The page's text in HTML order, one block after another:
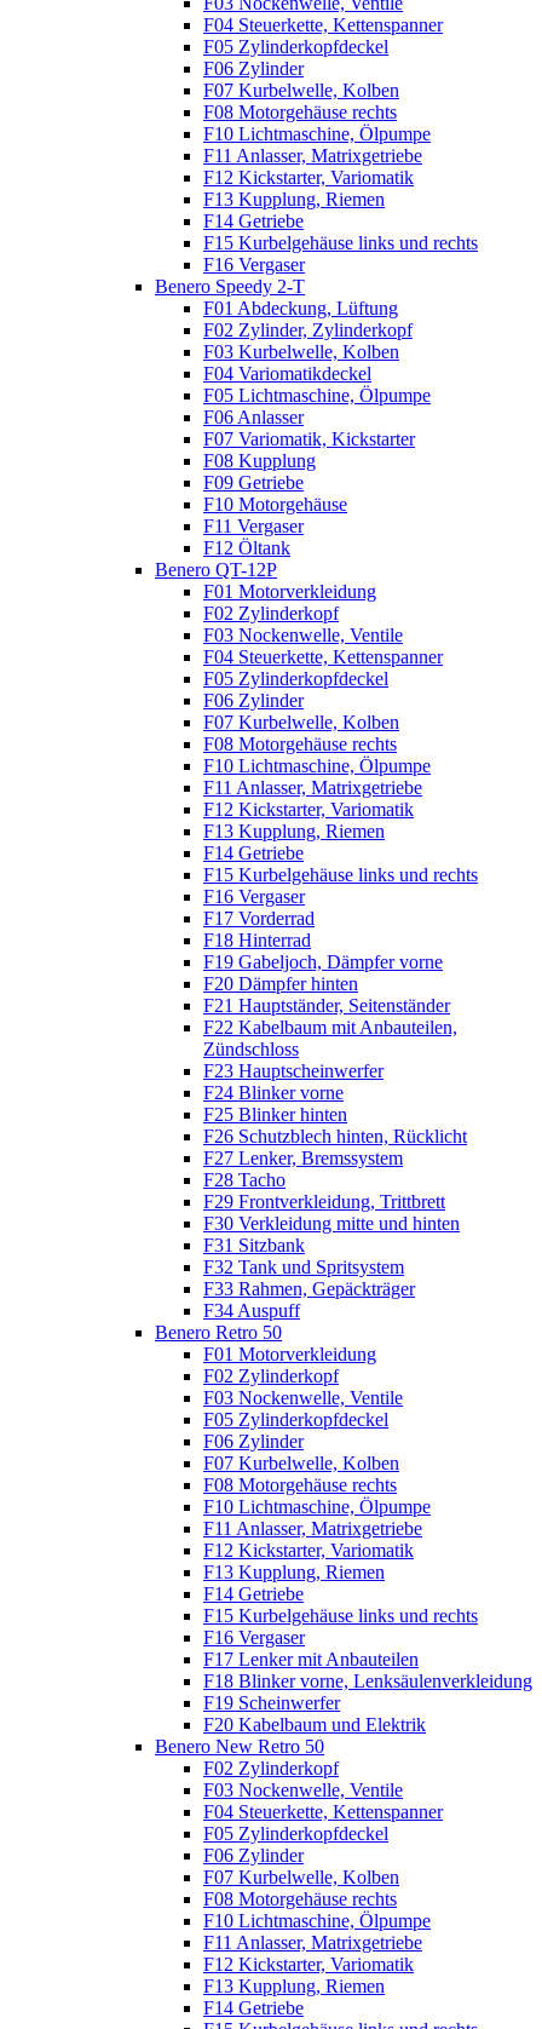
F04 Steuerkette, Kettenspanner
F05 Zylinderkopfdeckel
F06 Zylinder
F07 Kurbelwelle, Kolben
F08 Motorgehäuse rechts
F10 Lichtmaschine, Ölpumpe
F11 Anlasser, Matrixgetriebe
F12 Kickstarter, Variomatik
F13 Kupplung, Riemen
F14 Getriebe
F15 Kurbelgehäuse links und rechts
F16 Vergaser
Benero Speedy 2-T
F01 Abdeckung, Lüftung
F02 Zylinder, Zylinderkopf
F03 Kurbelwelle, Kolben
F04 Variomatikdeckel
F05 Lichtmaschine, Ölpumpe
F06 Anlasser
F07 Variomatik, Kickstarter
F08 Kupplung
F09 Getriebe
F10 Motorgehäuse
F11 Vergaser
F12 Öltank
Benero QT-12P
F01 Motorverkleidung
F02 Zylinderkopf
F03 Nockenwelle, Ventile
F04 Steuerkette, Kettenspanner
F05 Zylinderkopfdeckel
F06 Zylinder
F07 Kurbelwelle, Kolben
F08 Motorgehäuse rechts
F10 Lichtmaschine, Ölpumpe
F11 Anlasser, Matrixgetriebe
F12 Kickstarter, Variomatik
F13 Kupplung, Riemen
F14 Getriebe
F15 Kurbelgehäuse links und rechts
F16 Vergaser
F17 Vorderrad
F18 Hinterrad
F19 Gabeljoch, Dämpfer vorne
F20 Dämpfer hinten
F21 Hauptständer, Seitenständer
F22 Kabelbaum mit Anbauteilen,
Zündschloss
F23 Hauptscheinwerfer
F24 Blinker vorne
F25 Blinker hinten
F26 Schutzblech hinten, Rücklicht
F27 Lenker, Bremssystem
F28 Tacho
F29 Frontverkleidung, Trittbrett
F30 Verkleidung mitte und hinten
F31 Sitzbank
F32 Tank und Spritsystem
F33 Rahmen, Gepäckträger
F34 Auspuff
Benero Retro 50
F01 Motorverkleidung
F02 Zylinderkopf
F03 Nockenwelle, Ventile
F05 Zylinderkopfdeckel
F06 Zylinder
F07 Kurbelwelle, Kolben
F08 Motorgehäuse rechts
F10 Lichtmaschine, Ölpumpe
F11 Anlasser, Matrixgetriebe
F12 Kickstarter, Variomatik
F13 Kupplung, Riemen
F14 Getriebe
F15 Kurbelgehäuse links und rechts
F16 Vergaser
F17 Lenker mit Anbauteilen
F18 Blinker vorne, Lenksäulenverkleidung
F19 Scheinwerfer
F20 Kabelbaum und Elektrik
Benero New Retro 50
F02 Zylinderkopf
F03 Nockenwelle, Ventile
F04 Steuerkette, Kettenspanner
F05 Zylinderkopfdeckel
F06 Zylinder
F07 Kurbelwelle, Kolben
F08 Motorgehäuse rechts
F10 Lichtmaschine, Ölpumpe
F11 Anlasser, Matrixgetriebe
F12 Kickstarter, Variomatik
F13 Kupplung, Riemen
F14 Getriebe